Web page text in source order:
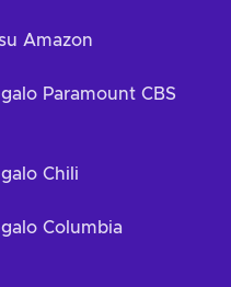
Amazon
Paramount CBS
Chili
Columbia